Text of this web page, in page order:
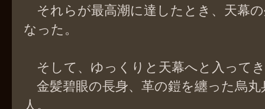
それらが最高潮に達したとき、天幕
なった。
そして、ゆっくりと天幕へと入って
金髪碧眼の長身、革の鎧を纏った烏丸
人。